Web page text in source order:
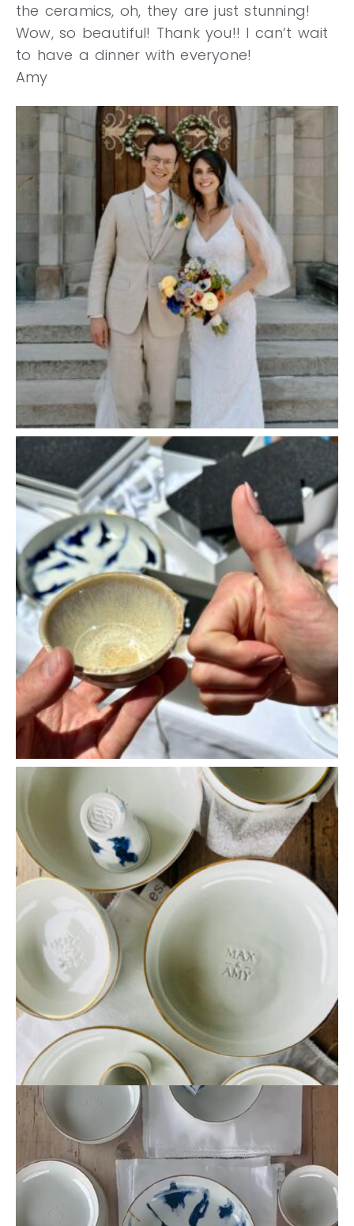
the ceramics, oh, they are just stunning!
Wow, so beautiful! Thank you!! I can’t wait
to have a dinner with everyone!
Amy